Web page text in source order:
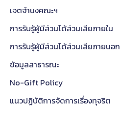
เจตจำนงคณะฯ
การรับรู้ผู้มีส่วนได้ส่วนเสียภายใน
การรับรู้ผู้มีส่วนได้ส่วนเสียภายนอก
ข้อมูลสาธารณะ
No-Gift Policy
แนวปฏิบัติการจัดการเรื่องทุจริต